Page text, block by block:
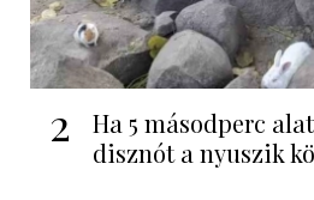
2
Ha 5 másodperc
disznót a nyuszik